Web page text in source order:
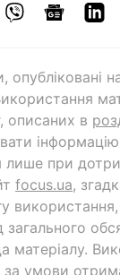
опубліковані
описаних в
лише при
focus.ua,
матеріалу.
умови